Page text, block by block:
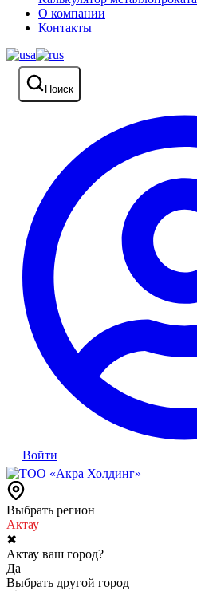
О компании
Контакты
Поиск
Войти
Выбрать регион
Актау
✖
Актау ваш город?
Да
Выбрать другой город